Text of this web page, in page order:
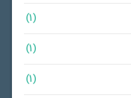
(1)
(1)
(1)